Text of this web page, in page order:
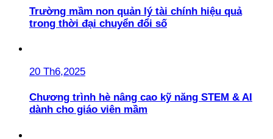
Trường mầm non quản lý tài chính hiệu quả
trong thời đại chuyển đổi số
20 Th6,2025
Chương trình hè nâng cao kỹ năng STEM & AI
dành cho giáo viên mầm